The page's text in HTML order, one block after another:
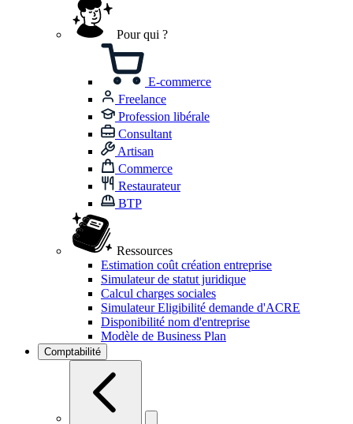
Pour qui ?
E-commerce
Freelance
Profession libérale
Consultant
Artisan
Commerce
Restaurateur
BTP
Ressources
Estimation coût création entreprise
Simulateur de statut juridique
Calcul charges sociales
Simulateur Eligibilité demande d'ACRE
Disponibilité nom d'entreprise
Modèle de Business Plan
Comptabilité